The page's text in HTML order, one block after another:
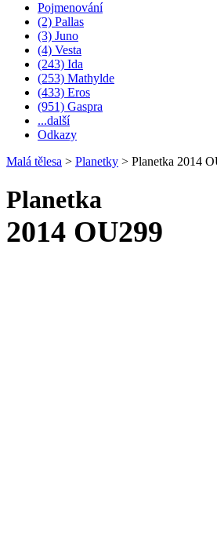
Pojmenování
(2) Pallas
(3) Juno
(4) Vesta
(243) Ida
(253) Mathylde
(433) Eros
(951) Gaspra
...další
Odkazy
Malá tělesa > Planetky > Planetka 2014
Planetka
2014 OU299